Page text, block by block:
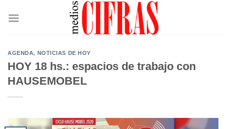
AGENDA, NOTICIAS DE HOY
HOY 18 hs.: espacios de trabajo con
HAUSEMOBEL